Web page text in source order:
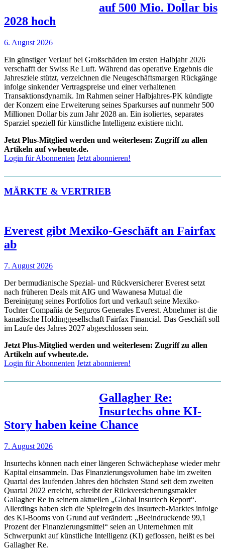
auf 500 Mio. Dollar bis
2028 hoch
6. August 2026
Ein günstiger Verlauf bei Großschäden im ersten Halbjahr 2026
verschafft der Swiss Re Luft. Während das operative Ergebnis die
Jahresziele stützt, verzeichnen die Neugeschäftsmargen Rückgänge
infolge sinkender Vertragspreise und einer verhaltenen
Transaktionsdynamik. Im Rahmen seiner Halbjahres-PK kündigte
der Konzern eine Erweiterung seines Sparkurses auf nunmehr 500
Millionen Dollar bis zum Jahr 2028 an. Ein isoliertes, separates
Sparziel speziell für künstliche Intelligenz existiere nicht.
Jetzt Plus-Mitglied werden und weiterlesen: Zugriff zu allen
Artikeln auf vwheute.de.
Login für Abonnenten Jetzt abonnieren!
MÄRKTE & VERTRIEB
Everest gibt Mexiko-Geschäft an Fairfax
ab
7. August 2026
Der bermudianische Spezial- und Rückversicherer Everest setzt
nach früheren Deals mit AIG und Wawanesa Mutual die
Bereinigung seines Portfolios fort und verkauft seine Mexiko-
Tochter Compañía de Seguros Generales Everest. Abnehmer ist die
kanadische Holdinggesellschaft Fairfax Financial. Das Geschäft soll
im Laufe des Jahres 2027 abgeschlossen sein.
Jetzt Plus-Mitglied werden und weiterlesen: Zugriff zu allen
Artikeln auf vwheute.de.
Login für Abonnenten Jetzt abonnieren!
Gallagher Re:
Insurtechs ohne KI-
Story haben keine Chance
7. August 2026
Insurtechs können nach einer längeren Schwächephase wieder mehr
Kapital einsammeln. Das Finanzierungsvolumen habe im zweiten
Quartal des laufenden Jahres den höchsten Stand seit dem zweiten
Quartal 2022 erreicht, schreibt der Rückversicherungsmakler
Gallagher Re in seinem aktuellen „Global Insurtech Report“.
Allerdings haben sich die Spielregeln des Insurtech-Marktes infolge
des KI-Booms von Grund auf verändert: „Beeindruckende 99,1
Prozent der Finanzierungsmittel“ seien an Unternehmen mit
Schwerpunkt auf künstliche Intelligenz (KI) geflossen, heißt es bei
Gallagher Re.